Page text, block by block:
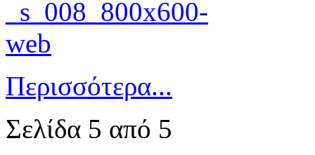
Περισσότερα...
Σελίδα 5 από 5